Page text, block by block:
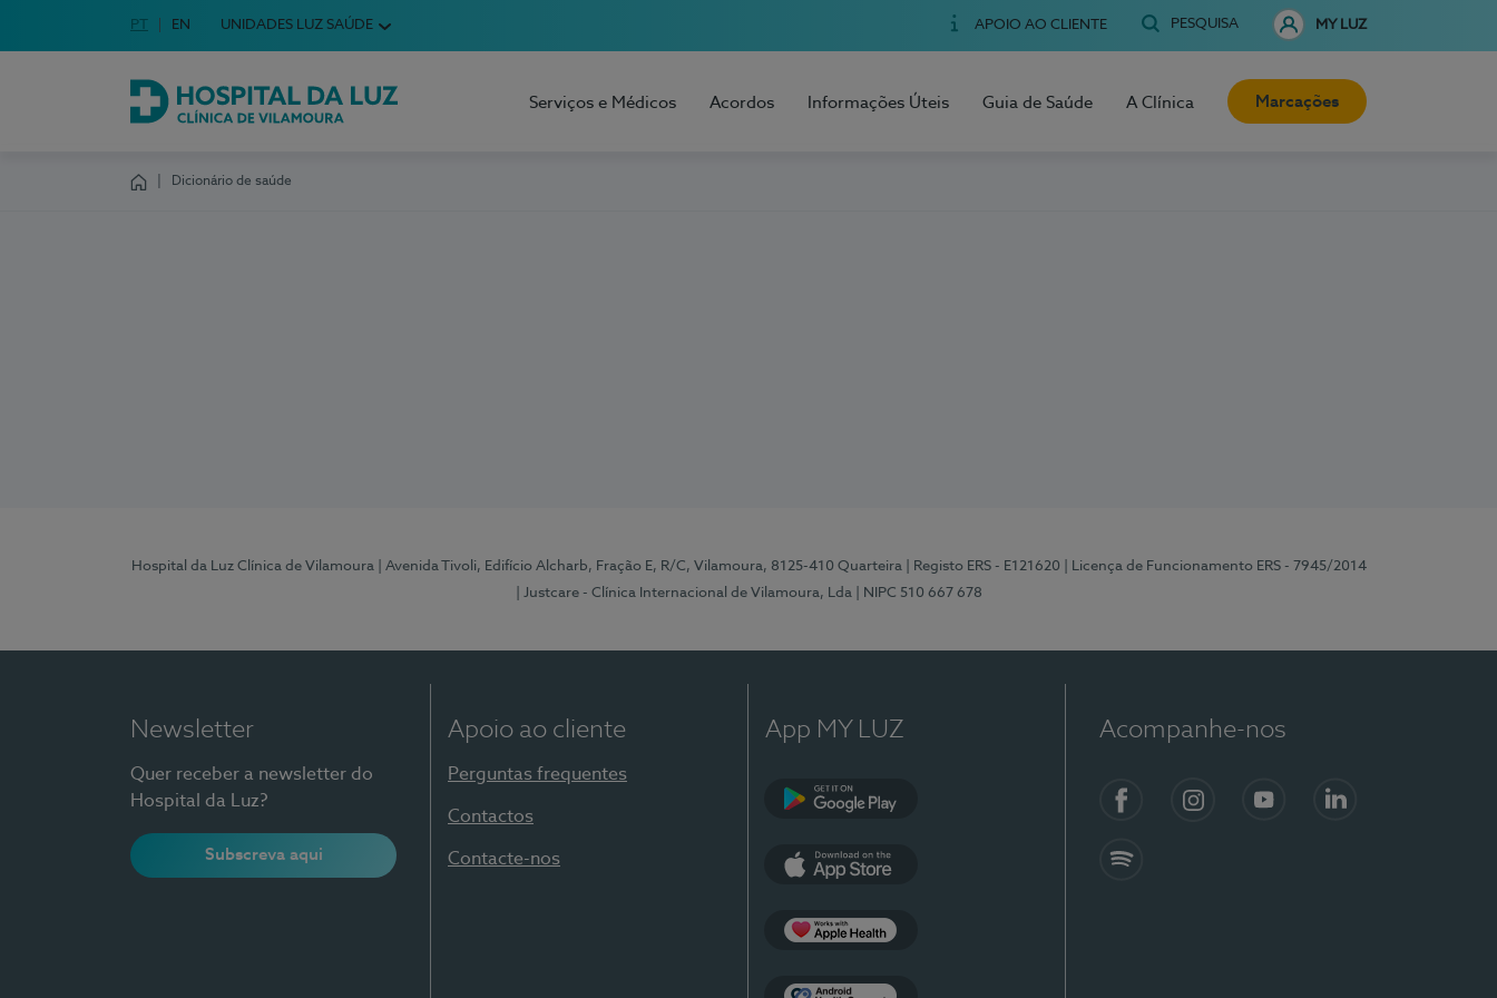
Escolha o seu idioma
Idioma em Português
PT English Language
EN UNIDADES LUZ SAÚDE APOIO AO CLIENTE PESQUISA MY LUZ
Hospital da Luz Clínica de Vilamoura
Serviços e Médicos Acordos Informações Úteis Guia de Saúde A Clínica Marcações
Dicionário de saúde
Hospital da Luz Clínica de Vilamoura | Avenida Tivoli, Edifício Alcharb, Fração E, R/C, Vilamoura, 8125-410 Quarteira | Registo ERS - E121620
| Licença de Funcionamento ERS - 7945/2014
| Justcare - Clínica Internacional de Vilamoura, Lda
| NIPC 510 667 678
Newsletter
Quer receber a newsletter do
Hospital da Luz?
Subscreva aqui
Apoio ao cliente
Perguntas frequentes
Contactos
Contacte-nos
App MY LUZ Acompanhe-nos